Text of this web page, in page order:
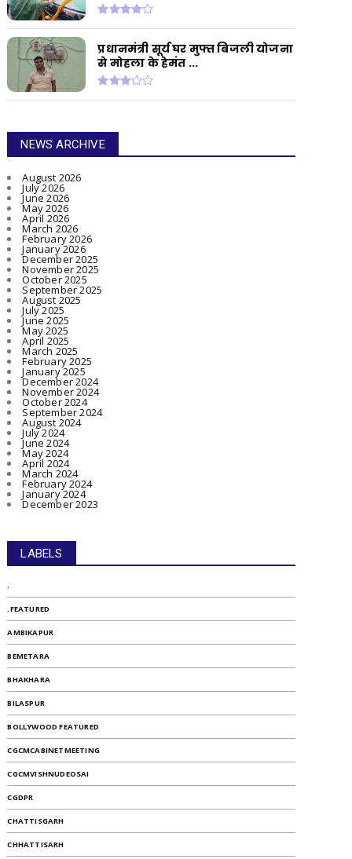
प्रधानमंत्री सूर्य घर मुफ्त बिजली योजना
से मोहला के हेमंत ...
NEWS ARCHIVE
August 2026
July 2026
June 2026
May 2026
April 2026
March 2026
February 2026
January 2026
December 2025
November 2025
October 2025
September 2025
August 2025
July 2025
June 2025
May 2025
April 2025
March 2025
February 2025
January 2025
December 2024
November 2024
October 2024
September 2024
August 2024
July 2024
June 2024
May 2024
April 2024
March 2024
February 2024
January 2024
December 2023
LABELS
.
.FEATURED
AMBIKAPUR
BEMETARA
BHAKHARA
BILASPUR
BOLLYWOOD FEATURED
CGCMCABINETMEETING
CGCMVISHNUDEOSAI
CGDPR
CHATTISGARH
CHHATTISARH